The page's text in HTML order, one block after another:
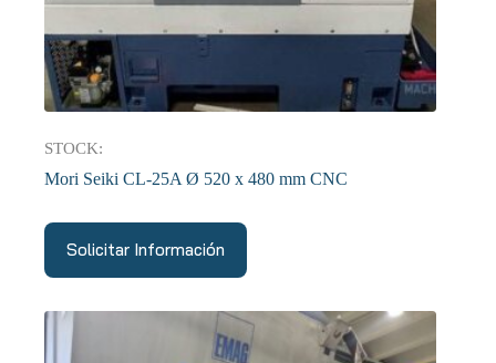
STOCK:
Mori Seiki CL-25A Ø 520 x 480 mm CNC
Solicitar Información